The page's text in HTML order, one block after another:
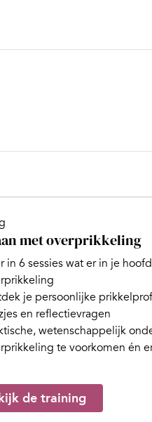
met overprikkeling
in 6 sessies wat er in je
je persoonlijke
en reflectievragen
wetenschappelijk
te voorkomen én
de training